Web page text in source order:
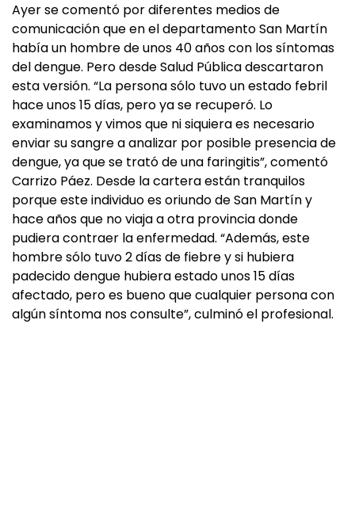
Ayer se comentó por diferentes medios de
comunicación que en el departamento San Martín
había un hombre de unos 40 años con los síntomas
del dengue. Pero desde Salud Pública descartaron
esta versión. “La persona sólo tuvo un estado febril
hace unos 15 días, pero ya se recuperó. Lo
examinamos y vimos que ni siquiera es necesario
enviar su sangre a analizar por posible presencia de
dengue, ya que se trató de una faringitis”, comentó
Carrizo Páez. Desde la cartera están tranquilos
porque este individuo es oriundo de San Martín y
hace años que no viaja a otra provincia donde
pudiera contraer la enfermedad. “Además, este
hombre sólo tuvo 2 días de fiebre y si hubiera
padecido dengue hubiera estado unos 15 días
afectado, pero es bueno que cualquier persona con
algún síntoma nos consulte”, culminó el profesional.